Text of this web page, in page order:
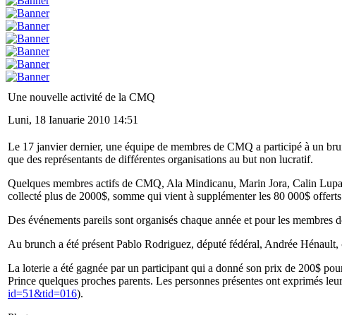
Une nouvelle activité de la CMQ
Luni, 18 Ianuarie 2010 14:51
Le 17 janvier dernier, une équipe de membres de CMQ a participé à un
que des représentants de différentes organisations au but non lucratif.
Quelques membres actifs de CMQ, Ala Mindicanu, Marin Jora, Calin
collecté plus de 2000$, somme qui vient à supplémenter les 80 000$
Des événements pareils sont organisés chaque année et pour les
Au brunch a été présent Pablo Rodriguez, député fédéral, Andrée
La loterie a été gagnée par un participant qui a donné son prix de 200$
Prince quelques proches parents. Les personnes présentes ont exprimés
id=51&tid=016).